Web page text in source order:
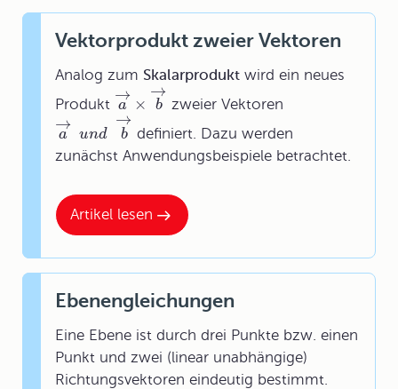
Artikel lesen
Vektorprodukt zweier Vektoren
Analog zum Skalarprodukt wird ein neues
Produkt a
→ × b
→
zweier Vektoren
a
→
und b
→
definiert. Dazu werden
zunächst Anwendungsbeispiele betrachtet.
Ebenengleichungen
Eine Ebene ist durch drei Punkte bzw. einen
Punkt und zwei (linear unabhängige)
Richtungsvektoren eindeutig bestimmt.